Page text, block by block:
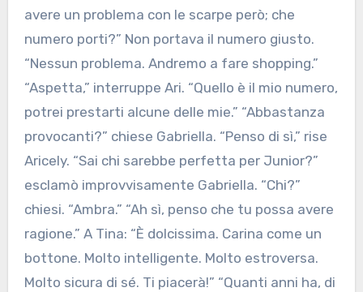
avere un problema con le scarpe però; che
numero porti?” Non portava il numero giusto.
“Nessun problema. Andremo a fare shopping.”
“Aspetta,” interruppe Ari. “Quello è il mio numero,
potrei prestarti alcune delle mie.” “Abbastanza
provocanti?” chiese Gabriella. “Penso di sì,” rise
Aricely. “Sai chi sarebbe perfetta per Junior?”
esclamò improvvisamente Gabriella. “Chi?”
chiesi. “Ambra.” “Ah sì, penso che tu possa avere
ragione.” A Tina: “È dolcissima. Carina come un
bottone. Molto intelligente. Molto estroversa.
Molto sicura di sé. Ti piacerà!” “Quanti anni ha, di